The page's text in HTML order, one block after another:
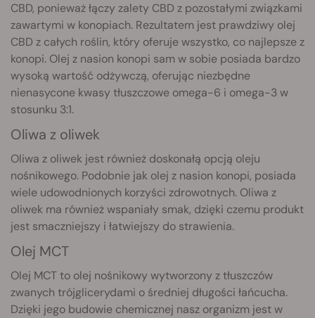
CBD, ponieważ łączy zalety CBD z pozostałymi związkami
zawartymi w konopiach. Rezultatem jest prawdziwy olej
CBD z całych roślin, który oferuje wszystko, co najlepsze z
konopi. Olej z nasion konopi sam w sobie posiada bardzo
wysoką wartość odżywczą, oferując niezbędne
nienasycone kwasy tłuszczowe omega-6 i omega-3 w
stosunku 3:1.
Oliwa z oliwek
Oliwa z oliwek jest również doskonałą opcją oleju
nośnikowego. Podobnie jak olej z nasion konopi, posiada
wiele udowodnionych korzyści zdrowotnych. Oliwa z
oliwek ma również wspaniały smak, dzięki czemu produkt
jest smaczniejszy i łatwiejszy do strawienia.
Olej MCT
Olej MCT to olej nośnikowy wytworzony z tłuszczów
zwanych trójglicerydami o średniej długości łańcucha.
Dzięki jego budowie chemicznej nasz organizm jest w